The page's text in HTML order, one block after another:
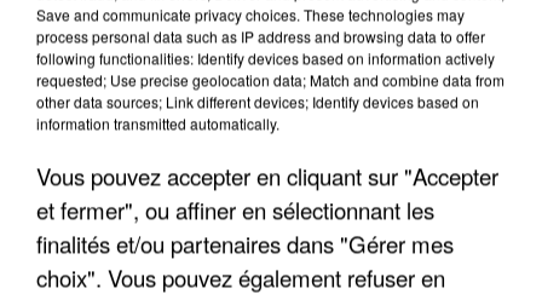
APRÈS TOUTES CES CANICULES, LES REFUGES
DE FAUNE SAUVAGE SONT...
Save and communicate privacy choices. These technologies may
process personal data such as IP address and browsing data to offer
following functionalities: Identify devices based on information actively
requested; Use precise geolocation data; Match and combine data from
other data sources; Link different devices; Identify devices based on
information transmitted automatically.
Vous pouvez accepter en cliquant sur "Accepter
et fermer", ou affiner en sélectionnant les
finalités et/ou partenaires dans "Gérer mes
choix". Vous pouvez également refuser en